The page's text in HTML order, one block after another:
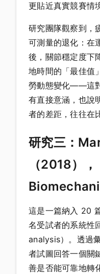
更貼近真實競賽情
研究團隊觀察到，
可測量的退化：在
後，關節穩定度下
地時間的「最佳值
勞動態變化——這
有直接意涵，也說
者的差距，往往在
研究三：
（2018）
這是一篇納入 20
名受試者的系統性
analysis）。透過
者試圖回答一個關
善是否能可靠地轉